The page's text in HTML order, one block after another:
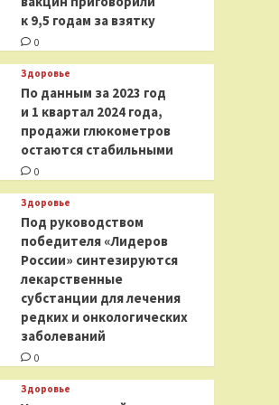
к 9,5 годам за взятку
0
Здоровье
По данным за 2023 год
и 1 квартал 2024 года,
продажи глюкометров
остаются стабильными
0
Здоровье
Под руководством
победителя «Лидеров
России» синтезируются
лекарственные
субстанции для лечения
редких и онкологических
заболеваний
0
Здоровье